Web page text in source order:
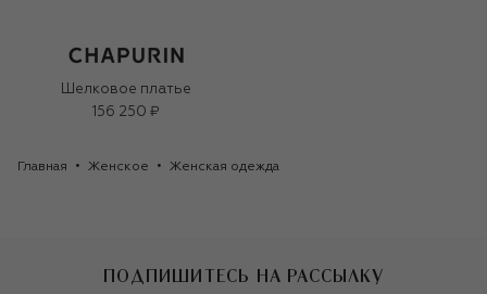
Шелковое платье
156 250 ₽
Главная Женское Женская одежда
ПОДПИШИТЕСЬ НА РАССЫЛКУ